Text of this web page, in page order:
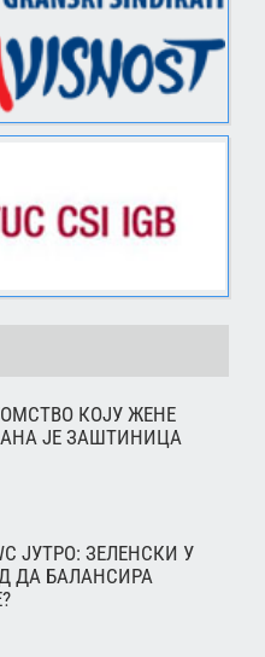
КОЈУ ЖЕНЕ
АНА ЈЕ ЗАШТИНИЦА
ЈУТРО: ЗЕЛЕНСКИ У
ДА БАЛАНСИРА